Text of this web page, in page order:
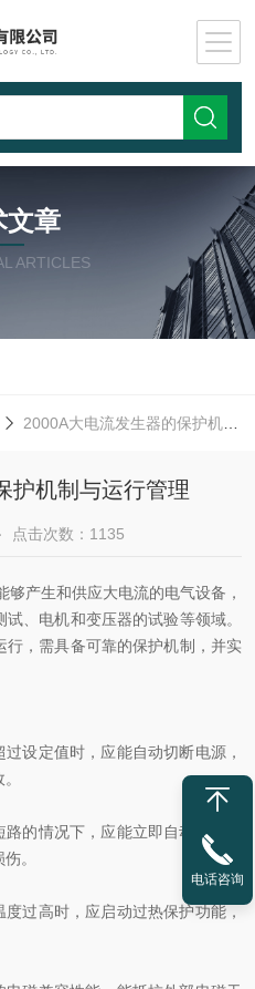
文章
ARTICLES
2000A大电流发生器的保护机制与运行管理
护机制与运行管理
点击次数：1135
够产生和供应大电流的电气设备，
、电机和变压器的试验等领域。
，需具备可靠的保护机制，并实
定值时，应能自动切断电源，
情况下，应能立即自动切断电
。
高时，应启动过热保护功能，
电话咨询